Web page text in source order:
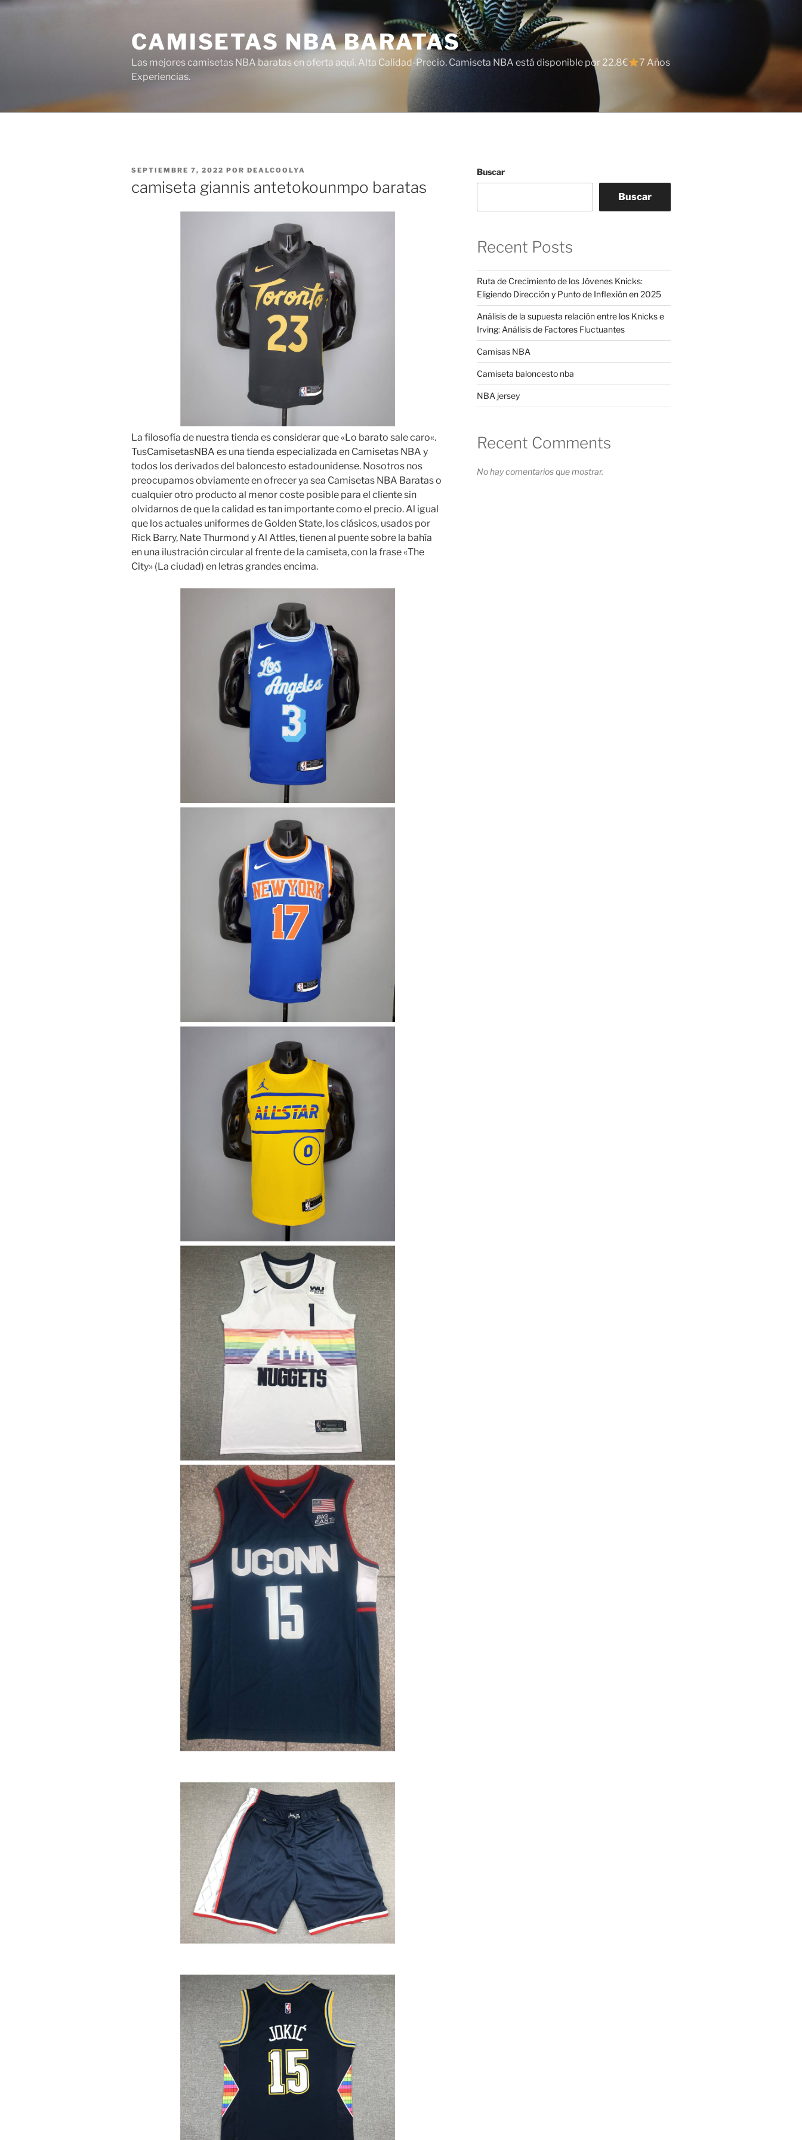
Saltar
CAMISETAS NBA BARATAS
Las mejores camisetas NBA baratas en oferta aquí. Alta Calidad-Precio. Camiseta NBA está disponible por 22,8€
7 Años
Experiencias.
PUBLICADO
SEPTIEMBRE 7, 2022 POR DEALCOOLYA
camiseta giannis antetokounmpo baratas
La filosofía de nuestra tienda es considerar que «Lo barato sale caro«.
TusCamisetasNBA es una tienda especializada en Camisetas NBA y
todos los derivados del baloncesto estadounidense. Nosotros nos
preocupamos obviamente en ofrecer ya sea Camisetas NBA Baratas o
cualquier otro producto al menor coste posible para el cliente sin
olvidarnos de que la calidad es tan importante como el precio. Al igual
que los actuales uniformes de Golden State, los clásicos, usados por
Rick Barry, Nate Thurmond y Al Attles, tienen al puente sobre la bahía
en una ilustración circular al frente de la camiseta, con la frase «The
City» (La ciudad) en letras grandes encima.
Buscar
Buscar
Recent Posts
Ruta de Crecimiento de los Jóvenes Knicks:
Eligiendo Dirección y Punto de Inflexión en 2025
Análisis de la supuesta relación entre los Knicks e
Irving: Análisis de Factores Fluctuantes
Camisas NBA
Camiseta baloncesto nba
NBA jersey
Recent Comments
No hay comentarios que mostrar.